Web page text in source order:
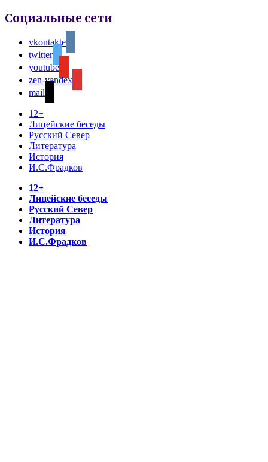
Социальные сети
vkontakte
twitter
youtube
zen-yandex
mail
12+
Лицейские беседы
Русский Север
Литература
История
И.С.Фрадков
12+
Лицейские беседы
Русский Север
Литература
История
И.С.Фрадков